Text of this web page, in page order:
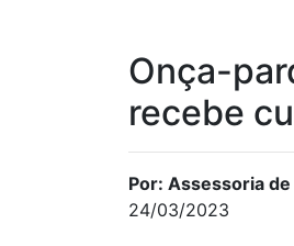
Onça-
recebe
Por: Assessoria
24/03/2023